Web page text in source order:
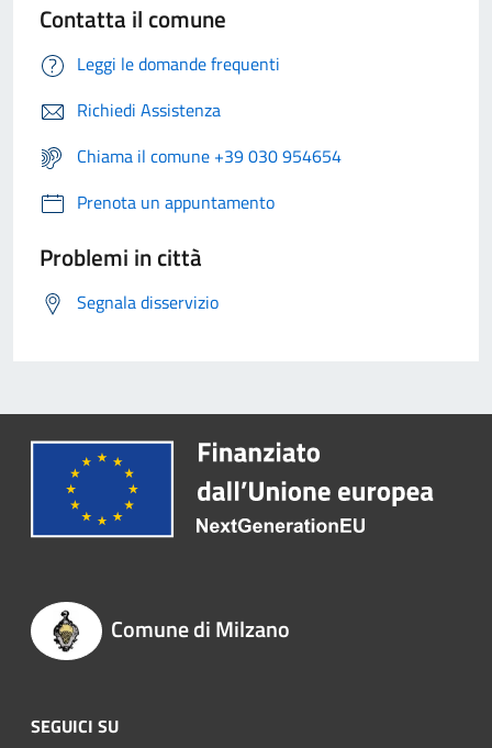
Contatta il comune
Leggi le domande frequenti
Richiedi Assistenza
Chiama il comune +39 030 954654
Prenota un appuntamento
Problemi in città
Segnala disservizio
Comune di Milzano
SEGUICI SU